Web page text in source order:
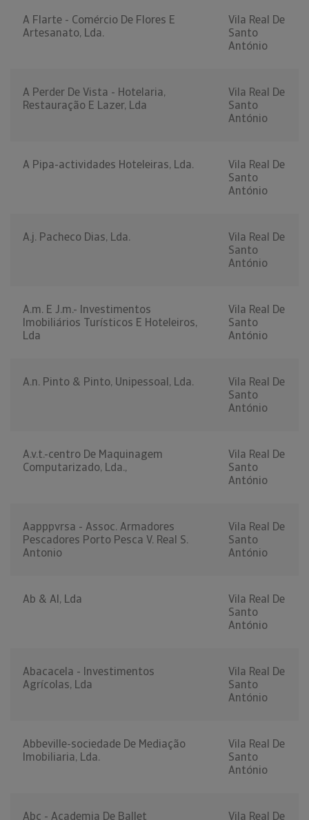
A Flarte - Comércio De Flores E
Artesanato, Lda.
Vila Real De
Santo
António
A Perder De Vista - Hotelaria,
Restauração E Lazer, Lda
Vila Real De
Santo
António
A Pipa-actividades Hoteleiras, Lda.
Vila Real De
Santo
António
A.j. Pacheco Dias, Lda.
Vila Real De
Santo
António
A.m. E J.m.- Investimentos
Imobiliários Turísticos E Hoteleiros,
Lda
Vila Real De
Santo
António
A.n. Pinto & Pinto, Unipessoal, Lda.
Vila Real De
Santo
António
A.v.t.-centro De Maquinagem
Computarizado, Lda.,
Vila Real De
Santo
António
Aapppvrsa - Assoc. Armadores
Pescadores Porto Pesca V. Real S.
Antonio
Vila Real De
Santo
António
Ab & Al, Lda
Vila Real De
Santo
António
Abacacela - Investimentos
Agrícolas, Lda
Vila Real De
Santo
António
Abbeville-sociedade De Mediação
Imobiliaria, Lda.
Vila Real De
Santo
António
Abc - Academia De Ballet Vila Real De